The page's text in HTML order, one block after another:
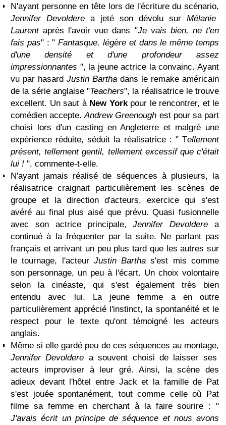
N'ayant personne en tête lors de l'écriture du scénario,
Jennifer Devoldere a jeté son dévolu sur Mélanie
Laurentaprès l'avoir vue dans "Je vais bien, ne t'en
fais pas" : "Fantasque, légère et dans le même temps
d'une densité et d'une profondeur assez
impressionnantes ", la jeune actrice la convainc. Ayant
vu par hasard Justin Bartha dans le remake américain
de la série anglaise "Teachers", la réalisatrice le trouve
excellent. Un saut à New Yorkpour le rencontrer, et le
comédien accepte.Andrew Greenough est pour sa part
choisi lors d'un casting en Angleterre et malgré une
expérience réduite, séduit la réalisatrice : " Tellement
présent, tellement gentil, tellement excessif que c'était
lui ! ", commente-t-elle.
N'ayant jamais réalisé de séquences à plusieurs, la
réalisatrice craignait particulièrement les scènes de
groupe et la direction d'acteurs, exercice qui s'est
avéré au final plus aisé que prévu. Quasi fusionnelle
avec son actrice principale,Jennifer Devoldere a
continué à la fréquenter par la suite. Ne parlant pas
français et arrivant un peu plus tard que les autres sur
le tournage, l'acteur Justin Bartha s'est mis comme
son personnage, un peu à l'écart. Un choix volontaire
selon la cinéaste, qui s'est également très bien
entendu avec lui. La jeune femme a en outre
particulièrement apprécié l'instinct, la spontanéité et le
respect pour le texte qu'ont témoigné les acteurs
anglais.
Même si elle gardé peu de ces séquences au montage,
Jennifer Devoldere a souvent choisi de laisser ses
acteurs improviser à leur gré. Ainsi, la scène des
adieux devant l'hôtel entre Jack et la famille de Pat
s'est jouée spontanément, tout comme celle où Pat
filme sa femme en cherchant à la faire sourire : "
J'avais écrit un principe de séquence et nous avons